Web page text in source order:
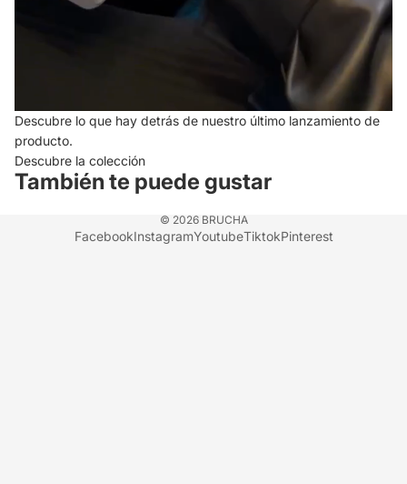
Descubre lo que hay detrás de nuestro último lanzamiento de
producto.
Descubre la colección
También te puede gustar
© 2026 BRUCHA
FacebookInstagramYoutubeTiktokPinterest